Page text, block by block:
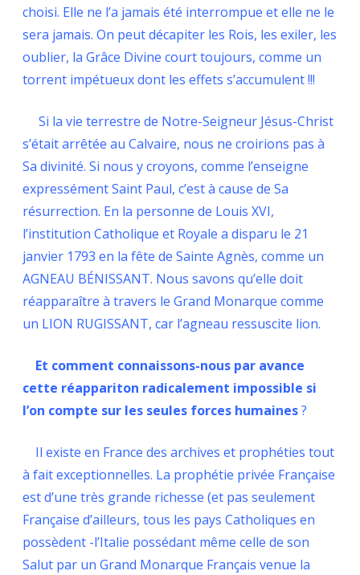
choisi. Elle ne l’a jamais été interrompue et elle ne le
sera jamais. On peut décapiter les Rois, les exiler, les
oublier, la Grâce Divine court toujours, comme un
torrent impétueux dont les effets s’accumulent !!!
Si la vie terrestre de Notre-Seigneur Jésus-Christ
s’était arrêtée au Calvaire, nous ne croirions pas à
Sa divinité. Si nous y croyons, comme l’enseigne
expressément Saint Paul, c’est à cause de Sa
résurrection. En la personne de Louis XVI,
l’institution Catholique et Royale a disparu le 21
janvier 1793 en la fête de Sainte Agnès, comme un
AGNEAU BÉNISSANT. Nous savons qu’elle doit
réapparaître à travers le Grand Monarque comme
un LION RUGISSANT, car l’agneau ressuscite lion.
Et comment connaissons-nous par avance
cette réappariton radicalement impossible si
l’on compte sur les seules forces humaines?
Il existe en France des archives et prophéties tout
à fait exceptionnelles. La prophétie privée Française
est d’une très grande richesse (et pas seulement
Française d’ailleurs, tous les pays Catholiques en
possèdent -l’Italie possédant même celle de son
Salut par un Grand Monarque Français venue la